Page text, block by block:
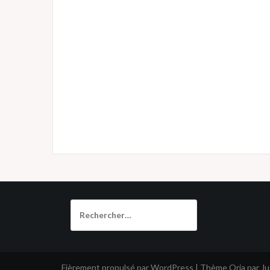
Fièrement propulsé par WordPress | Thème Oria par